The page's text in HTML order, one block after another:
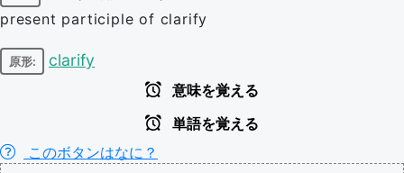
present participle of clarify
原形: clarify
意味を覚える
単語を覚える
このボタンはなに？